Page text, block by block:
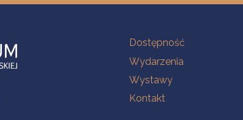
Na skróty
Dostępność
Wydarzenia
Wystawy
Kontakt